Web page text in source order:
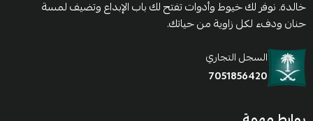
خالدة. نوفر لك خيوط وأدوات تفتح لك باب الإبداع وتضيف لمسة
حنان ودفء لكل زاوية من حياتك.
السجل التجاري
7051856420